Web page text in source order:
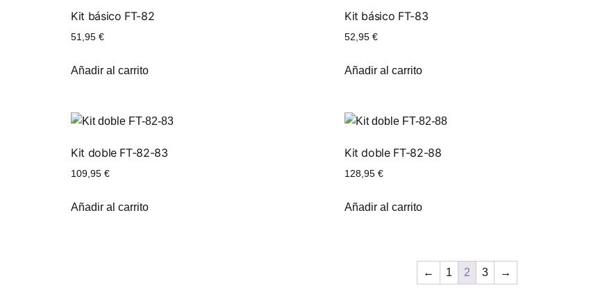
Kit básico FT-82
51,95 €
Añadir al carrito
Kit básico FT-83
52,95 €
Añadir al carrito
Kit doble FT-82-83
109,95 €
Añadir al carrito
Kit doble FT-82-88
128,95 €
Añadir al carrito
← 1 2 3 →